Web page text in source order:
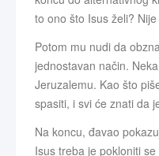
to ono što Isus želi?
Potom mu nudi da
jednostavan način.
Jeruzalemu. Kao što
spasiti, i svi će znati da
Na koncu, đavao
Isus treba je pokloniti